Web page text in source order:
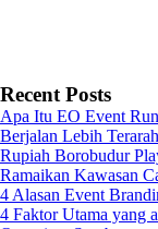
Recent Posts
Apa Itu EO Event
Berjalan Lebih Terarah
Rupiah Borobudur
Ramaikan Kawasan
4 Alasan Event
4 Faktor Utama yang